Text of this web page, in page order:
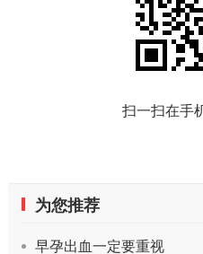
扫一扫在手
为您推荐
早孕出血一定要重视